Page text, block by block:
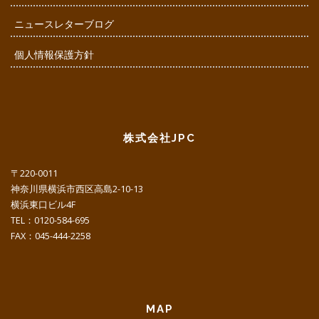
ニュースレターブログ
個人情報保護方針
株式会社JPC
〒220-0011
神奈川県横浜市西区高島2-10-13
横浜東口ビル4F
TEL：0120-584-695
FAX：045-444-2258
MAP